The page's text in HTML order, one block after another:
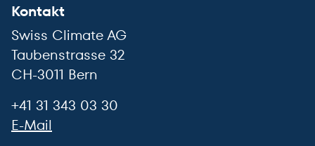
Kontakt
Swiss Climate AG
Taubenstrasse 32
CH-3011 Bern
+41 31 343 03 30
E-Mail